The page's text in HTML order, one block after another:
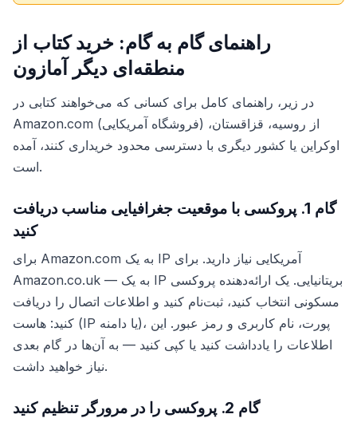
راهنمای گام به گام: خرید کتاب از
منطقه‌ای دیگر آمازون
در زیر، راهنمای کامل برای کسانی که می‌خواهند کتابی در
Amazon.com (فروشگاه آمریکایی) از روسیه، قزاقستان،
اوکراین یا کشور دیگری با دسترسی محدود خریداری کنند، آمده
است.
گام 1. پروکسی با موقعیت جغرافیایی مناسب دریافت
کنید
برای Amazon.com به یک IP آمریکایی نیاز دارید. برای
Amazon.co.uk — به یک IP بریتانیایی. یک ارائه‌دهنده پروکسی
مسکونی انتخاب کنید، ثبت‌نام کنید و اطلاعات اتصال را دریافت
کنید: هاست (IP یا دامنه)، پورت، نام کاربری و رمز عبور. این
اطلاعات را یادداشت کنید یا کپی کنید — به آن‌ها در گام بعدی
نیاز خواهید داشت.
گام 2. پروکسی را در مرورگر تنظیم کنید